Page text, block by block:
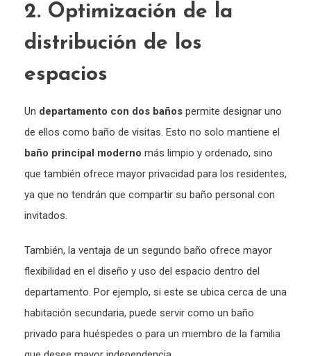
2. Optimización de la
distribución de los
espacios
Un departamento con dos baños permite designar uno
de ellos como baño de visitas. Esto no solo mantiene el
baño principal moderno más limpio y ordenado, sino
que también ofrece mayor privacidad para los residentes,
ya que no tendrán que compartir su baño personal con
invitados.
También, la ventaja de un segundo baño ofrece mayor
flexibilidad en el diseño y uso del espacio dentro del
departamento. Por ejemplo, si este se ubica cerca de una
habitación secundaria, puede servir como un baño
privado para huéspedes o para un miembro de la familia